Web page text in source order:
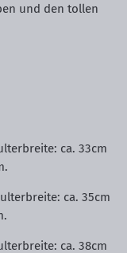
und den tollen
ca. 33cm
ca. 35cm
ca. 38cm